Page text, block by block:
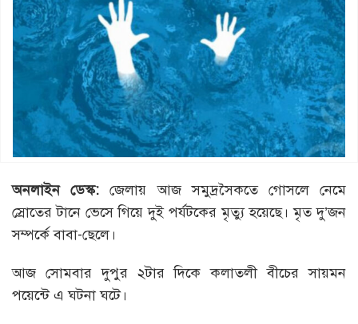
অনলাইন ডেস্ক:জেলায় আজ সমুদ্রসৈকতে গোসলে নেমে
স্রোতের টানে ভেসে গিয়ে দুই পর্যটকের মৃত্যু হয়েছে। মৃত দু’জন
সম্পর্কে বাবা-ছেলে।
আজ সোমবার দুপুর ২টার দিকে কলাতলী বীচের সায়মন
পয়েন্টে এ ঘটনা ঘটে।